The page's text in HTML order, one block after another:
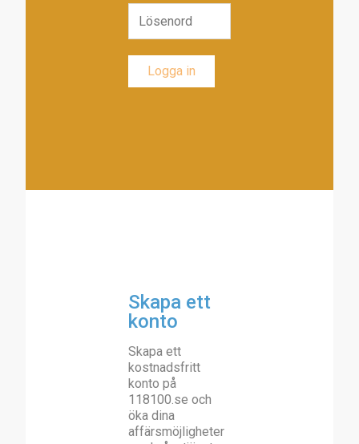
Skapa ett
konto
Skapa ett
kostnadsfritt
konto på
118100.se och
öka dina
affärsmöjligheter